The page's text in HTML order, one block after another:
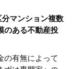
マンション複数
のある不動産投
の有無によって